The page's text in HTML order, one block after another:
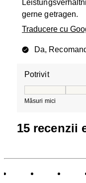
gerne getragen.
Traducere cu
Da,
Potrivit
Măsuri mici
15 recenzii